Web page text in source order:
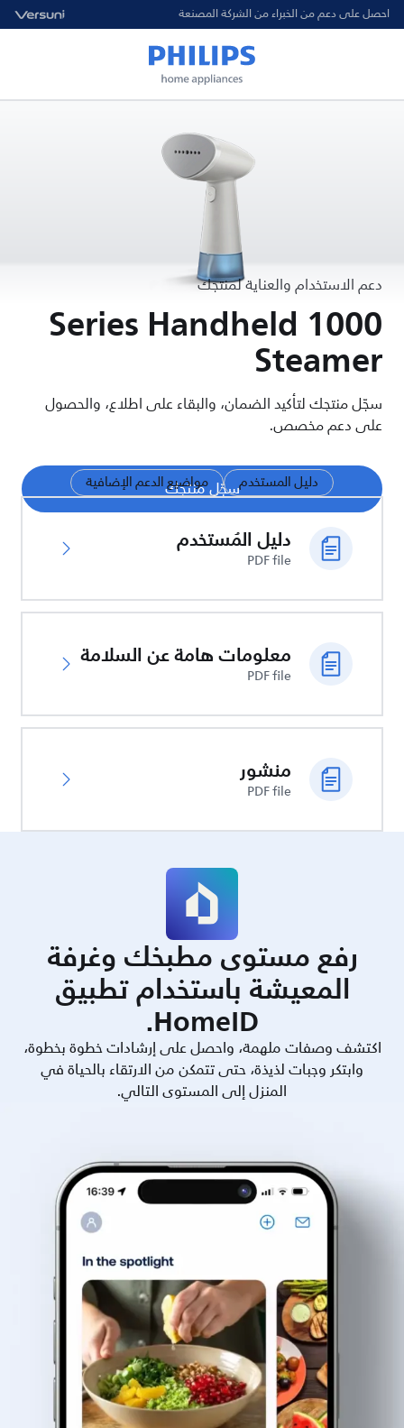
احصل على دعم من الخبراء من الشركة المصنعة
دعم الاستخدام والعناية لمنتجك
1000 Series Handheld
Steamer
سجّل منتجك لتأكيد الضمان، والبقاء على اطلاع، والحصول
على دعم مخصص.
سجّل منتجكدليل المستخدم مواضيع الدعم الإضافية
دليل المُستخدم
PDF file
معلومات هامة عن السلامة
PDF file
منشور
PDF file
رفع مستوى مطبخك وغرفة
المعيشة باستخدام تطبيق
HomeID.
اكتشف وصفات ملهمة، واحصل على إرشادات خطوة بخطوة،
وابتكر وجبات لذيذة، حتى تتمكن من الارتقاء بالحياة في
المنزل إلى المستوى التالي.